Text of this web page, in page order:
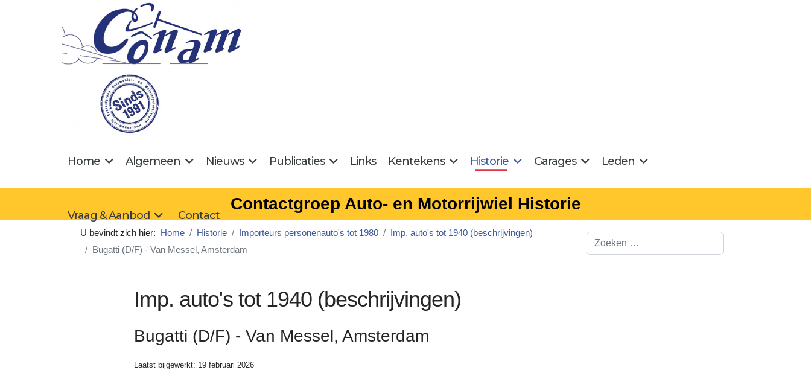
Home Algemeen Nieuws Publicaties Links Kentekens Historie Garages Leden
Vraag & Aanbod Contact
Contactgroep Auto- en Motorrijwiel Historie
U bevindt zich hier: Home Historie Importeurs personenauto's tot 1980
Imp. auto's tot 1940 (beschrijvingen)
Bugatti (D/F) - Van Messel, Amsterdam
Imp. auto's tot 1940 (beschrijvingen)
Bugatti (D/F) - Van Messel, Amsterdam
Laatst bijgewerkt: 19 februari 2026